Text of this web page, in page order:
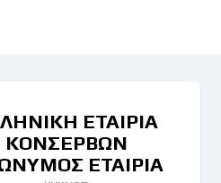
εργαλείων
ΕΤΑΙΡΙΑ
ΚΟΝΣΕΡΒΩΝ
ΕΤΑΙΡΙΑ